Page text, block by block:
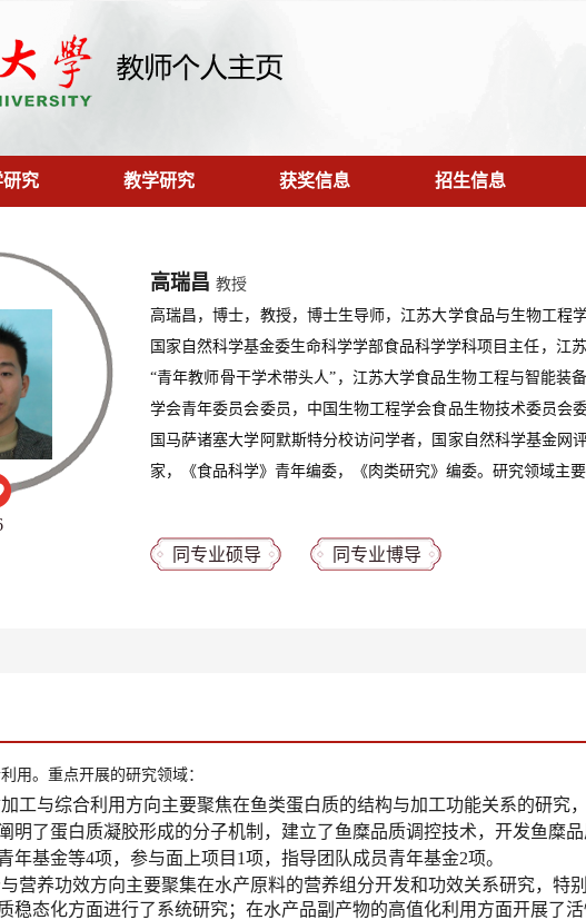
究 教学研究 获奖信息 招生信息
高瑞昌 教授
高瑞昌，博士，教授，博士生导师，江苏大学食品与生物工程
国家自然科学基金委生命科学学部食品科学学科项目主任，江
“青年教师骨干学术带头人”，江苏大学食品生物工程与智能装
学会青年委员会委员，中国生物工程学会食品生物技术委员会
国马萨诸塞大学阿默斯特分校访问学者，国家自然科学基金网
家，《食品科学》青年编委，《肉类研究》编委。研究领域主
同专业硕导 同专业博导
用。重点开展的研究领域：
工与综合利用方向主要聚焦在鱼类蛋白质的结构与加工功能关系的研
明了蛋白质凝胶形成的分子机制，建立了鱼糜品质调控技术，开发鱼糜品
年基金等4项，参与面上项目 1项，指导团队成员青年基金2项。
营养功效方向主要聚集在水产原料的营养组分开发和功效关系研究，
稳态化方面进行了系统研究；在水产品副产物的高值化利用方面开展了